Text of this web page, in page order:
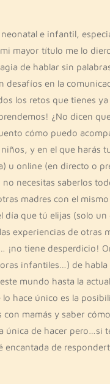
e infantil,
mayor título me lo
de hablar sin
desafíos en la
los retos que tienes
¿No dicen
cómo puedo
y en el que
u online (en directo o
necesitas saberlos
madres con el
que tú elijas (solo
experiencias de
tiene desperdicio!
infantiles…) de
mundo hasta la
hace único es la
mamás y saber
de hacer pero…si
encantada de